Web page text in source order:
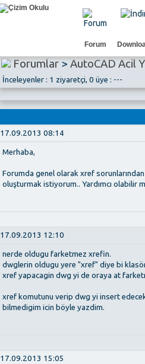
Forum
Forumlar> AutoCAD Acil
İnceleyenler : 1 ziyaretçi, 0 üye : ---
17.09.2013 08:14
Merhaba,
Forumda genel olarak xref
oluşturmak istiyorum.. Yardımcı olabilir
17.09.2013 12:10
nerde oldugu farketmez xrefin.
dwglerin oldugu yere "xref" diye bi
xref yapacagin dwg yi de oraya at
xref komutunu verip dwg yi insert
bilmedigim icin böyle yazdim.
17.09.2013 15:05